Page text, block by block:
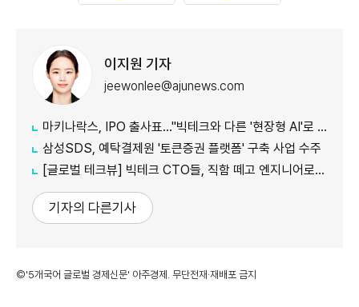
이지원 기자
jeewonlee@ajunews.com
마키나락스, IPO 출사표…"빅테크와 다른 '현장형 AI'로 승부"
삼성SDS, 예탁결제원 '토큰증권 플랫폼' 구축 사업 수주
[글로벌 테크뷰] 빅테크 CTO들, 직함 떼고 엔지니어로 유턴...'앤트로픽행 러시' 이유는
기자의 다른기사
©'5개국어 글로벌 경제신문' 아주경제. 무단전재·재배포 금지